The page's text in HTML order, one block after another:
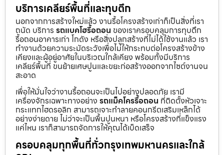
บริการเคลียร์พื้นที่และทุบตึก
นอกจากการสร้างใหม่แล้ว งานรื้อโครงสร้างเก่าก็เป็นสิ่งที่เรา
ถนัด บริการ รถแบคโฮรื้อถอน ของเราครอบคลุมการทุบตึก
รื้อถอนอาคารเก่า โกดัง หรือสิ่งปลูกสร้างที่ไม่ได้ใช้งานแล้ว เรา
ทำงานด้วยความระมัดระวังเพื่อไม่ให้กระทบต่อโครงสร้างข้าง
เคียงและผู้อยู่อาศัยในบริเวณใกล้เคียง พร้อมทั้งมีบริการ
เคลียร์พื้นที่ ขนย้ายเศษปูนและขยะก่อสร้างออกจากไซต์งานจน
สะอาด
เพื่อให้มั่นใจว่างานรื้อถอนจะเป็นไปอย่างปลอดภัย เรามี
เครื่องจักรเฉพาะทางอย่าง รถแม็คโครรื้อถอน ที่ติดตั้งหัวเจาะ
กระแทกไฮดรอลิก สามารถเจาะทำลายคอนกรีตเสริมเหล็กได้
อย่างง่ายดาย ไม่ว่าจะเป็นพื้นปูนหนา หรือโครงสร้างที่แข็งแรง
แค่ไหน เราก็สามารถจัดการให้คุณได้เบ็ดเสร็จ
ครอบคลุมทุกพื้นที่ทั่วกรุงเทพมหานครและใกล้